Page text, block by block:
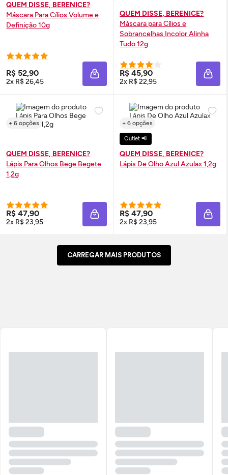
QUEM DISSE, BERENICE?
Máscara Para Cílios Volume e
Definição 10g
R$ 52,90
2x R$ 26,45 ADICIONAR À SACOLA
QUEM DISSE, BERENICE?
Máscara para Cílios e
Sobrancelhas Incolor Alinha
Tudo 12g
R$ 45,90
2x R$ 22,95
+ 6 opções
QUEM DISSE, BERENICE?
Lápis Para Olhos Bege Begete
1,2g
R$ 47,90
2x R$ 23,95 ADICIONAR À SACOLA
+ 6 opções
Outlet 📢
QUEM DISSE, BERENICE?
Lápis De Olho Azul Azulax 1,2g
R$ 47,90
2x R$ 23,95
CARREGAR MAIS PRODUTOS